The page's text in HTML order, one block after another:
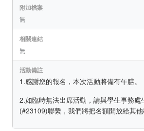
附加檔案
無
相關連結
無
活動備註
1.感謝您的報名，本次活動將備有午膳。
2.如臨時無法出席活動，請與學生事務處
(#23109)聯繫，我們將把名額開放給其他